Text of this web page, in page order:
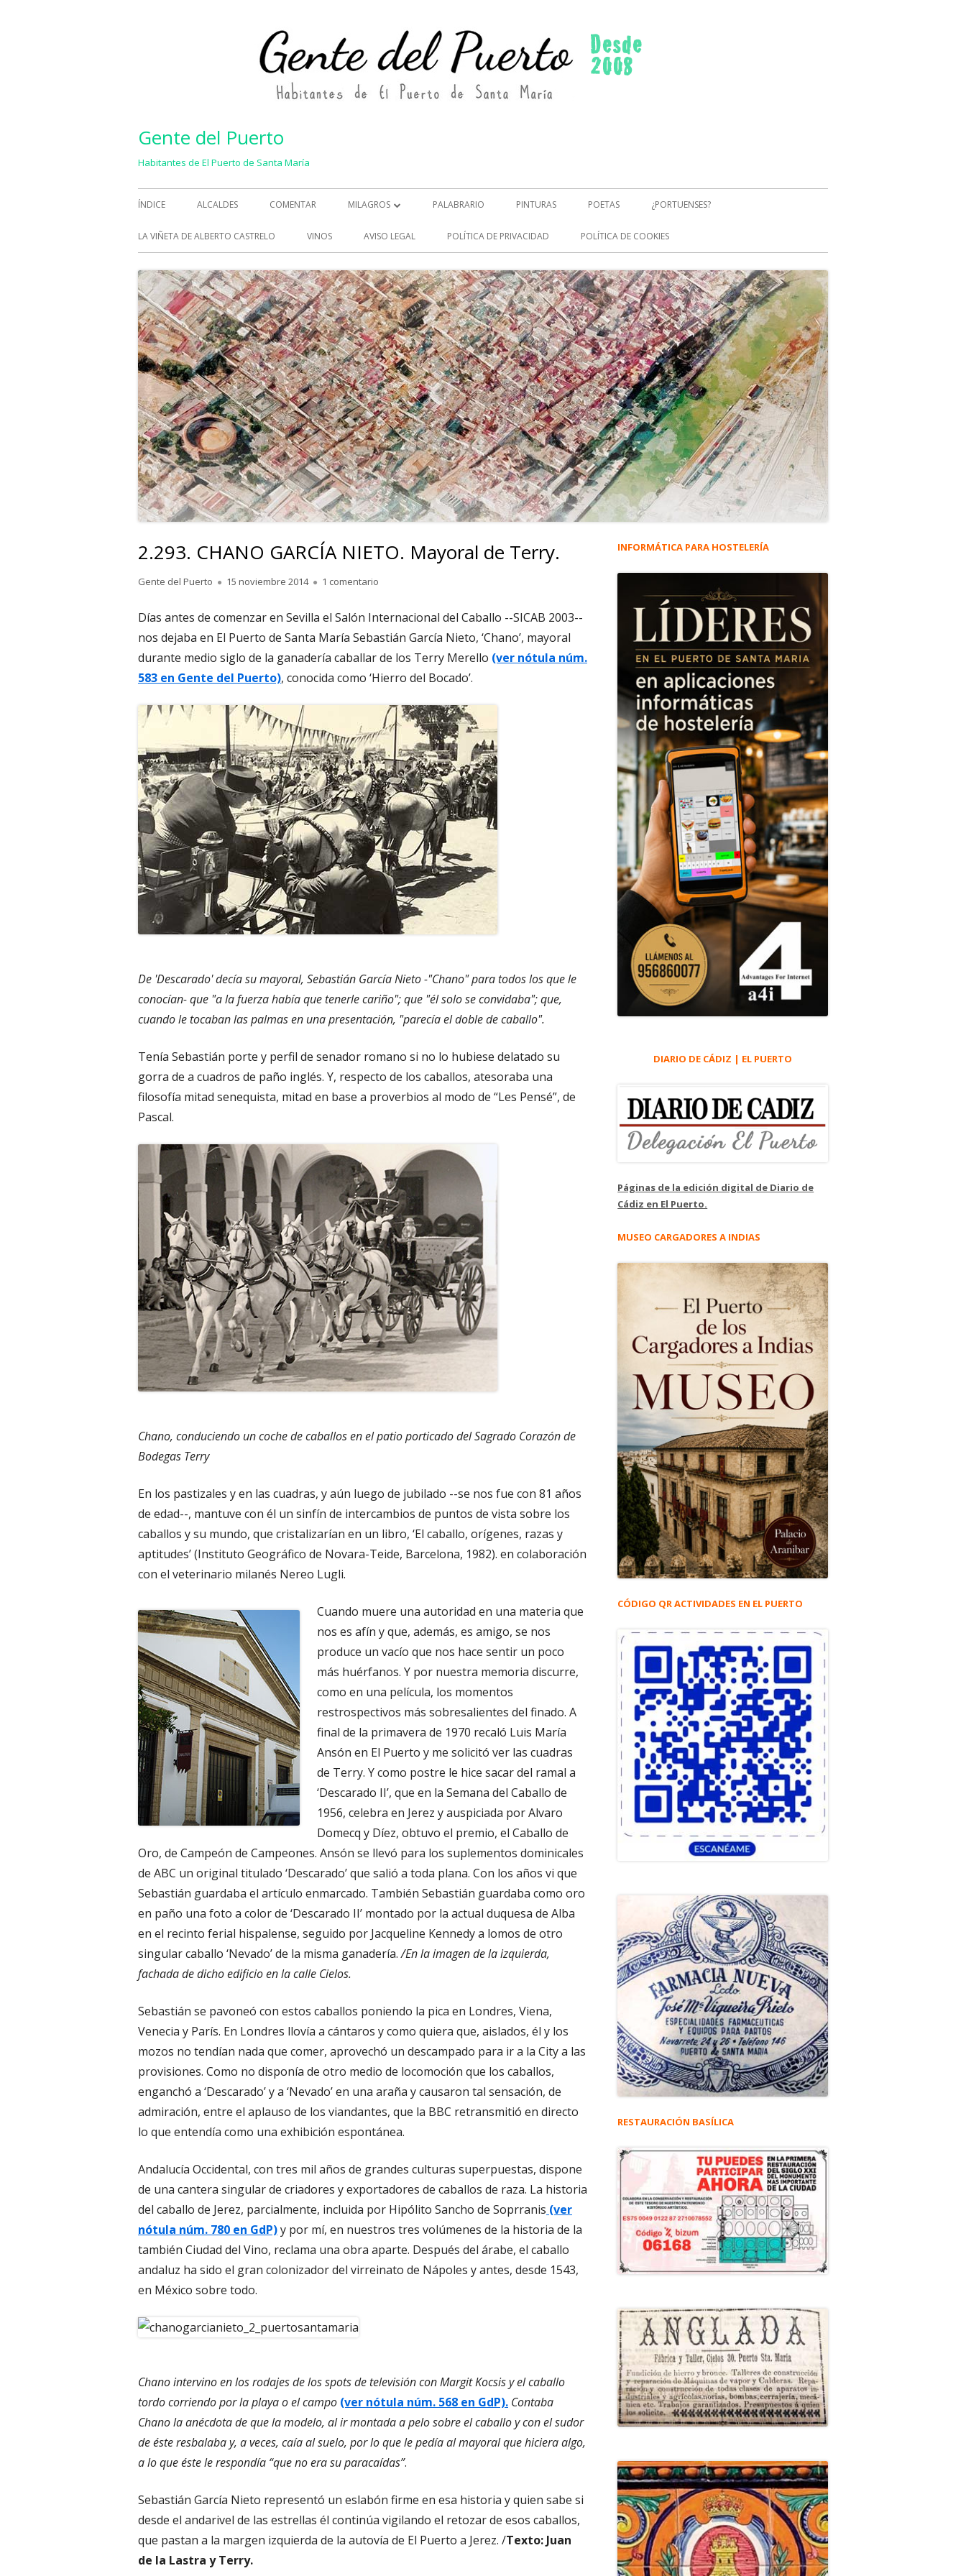
Gente del Puerto
Habitantes de El Puerto de Santa María
Menú
principal
ÍNDICE ALCALDES COMENTAR MILAGROS
MILAGROS (2)
PALABRARIO PINTURAS POETAS ¿PORTUENSES?
LA VIÑETA DE ALBERTO CASTRELO VINOS AVISO LEGAL POLÍTICA DE PRIVACIDAD POLÍTICA DE COOKIES
2.293. CHANO GARCÍA NIETO. Mayoral de Terry.
Autor
Gente del Puerto
Publicado
15 noviembre 2014 1 comentario
Días antes de comenzar en Sevilla el Salón Internacional del Caballo --SICAB 2003--
nos dejaba en El Puerto de Santa María Sebastián García Nieto, ‘Chano’, mayoral
durante medio siglo de la ganadería caballar de los Terry Merello (ver nótula núm.
583 en Gente del Puerto), conocida como ‘Hierro del Bocado’.
De 'Descarado' decía su mayoral, Sebastián García Nieto -"Chano" para todos los que le
conocían- que "a la fuerza había que tenerle cariño"; que "él solo se convidaba"; que,
cuando le tocaban las palmas en una presentación, "parecía el doble de caballo".
Tenía Sebastián porte y perfil de senador romano si no lo hubiese delatado su
gorra de a cuadros de paño inglés. Y, respecto de los caballos, atesoraba una
filosofía mitad senequista, mitad en base a proverbios al modo de “Les Pensé”, de
Pascal.
Chano, conduciendo un coche de caballos en el patio porticado del Sagrado Corazón de
Bodegas Terry
En los pastizales y en las cuadras, y aún luego de jubilado --se nos fue con 81 años
de edad--, mantuve con él un sinfín de intercambios de puntos de vista sobre los
caballos y su mundo, que cristalizarían en un libro, ‘El caballo, orígenes, razas y
aptitudes’ (Instituto Geográfico de Novara-Teide, Barcelona, 1982). en colaboración
con el veterinario milanés Nereo Lugli.
Cuando muere una autoridad en una materia que
nos es afín y que, además, es amigo, se nos
produce un vacío que nos hace sentir un poco
más huérfanos. Y por nuestra memoria discurre,
como en una película, los momentos
restrospectivos más sobresalientes del finado. A
final de la primavera de 1970 recaló Luis María
Ansón en El Puerto y me solicitó ver las cuadras
de Terry. Y como postre le hice sacar del ramal a
‘Descarado II’, que en la Semana del Caballo de
1956, celebra en Jerez y auspiciada por Alvaro
Domecq y Díez, obtuvo el premio, el Caballo de
Oro, de Campeón de Campeones. Ansón se llevó para los suplementos dominicales
de ABC un original titulado ‘Descarado’ que salió a toda plana. Con los años vi que
Sebastián guardaba el artículo enmarcado. También Sebastián guardaba como oro
en paño una foto a color de ‘Descarado II’ montado por la actual duquesa de Alba
en el recinto ferial hispalense, seguido por Jacqueline Kennedy a lomos de otro
singular caballo ‘Nevado’ de la misma ganadería./En la imagen de la izquierda,
fachada de dicho edificio en la calle Cielos.
Sebastián se pavoneó con estos caballos poniendo la pica en Londres, Viena,
Venecia y París. En Londres llovía a cántaros y como quiera que, aislados, él y los
mozos no tendían nada que comer, aprovechó un descampado para ir a la City a las
provisiones. Como no disponía de otro medio de locomoción que los caballos,
enganchó a ‘Descarado’ y a ‘Nevado’ en una araña y causaron tal sensación, de
admiración, entre el aplauso de los viandantes, que la BBC retransmitió en directo
lo que entendía como una exhibición espontánea.
Andalucía Occidental, con tres mil años de grandes culturas superpuestas, dispone
de una cantera singular de criadores y exportadores de caballos de raza. La historia
del caballo de Jerez, parcialmente, incluida por Hipólito Sancho de Soprranis (ver
nótula núm. 780 en GdP)y por mí, en nuestros tres volúmenes de la historia de la
también Ciudad del Vino, reclama una obra aparte. Después del árabe, el caballo
andaluz ha sido el gran colonizador del virreinato de Nápoles y antes, desde 1543,
en México sobre todo.
Chano intervino en los rodajes de los spots de televisión con Margit Kocsis y el caballo
tordo corriendo por la playa o el campo (ver nótula núm. 568 en GdP). Contaba
Chano la anécdota de que la modelo, al ir montada a pelo sobre el caballo y con el sudor
de éste resbalaba y, a veces, caía al suelo, por lo que le pedía al mayoral que hiciera algo,
a lo que éste le respondía “que no era su paracaídas”.
Sebastián García Nieto representó un eslabón firme en esa historia y quien sabe si
desde el andarivel de las estrellas él continúa vigilando el retozar de esos caballos,
que pastan a la margen izquierda de la autovía de El Puerto a Jerez. /Texto: Juan
de la Lastra y Terry.
Barra
principal
INFORMÁTICA PARA HOSTELERÍA
DIARIO DE CÁDIZ | EL PUERTO
Páginas de la edición digital de Diario de
Cádiz en El Puerto.
MUSEO CARGADORES A INDIAS
CÓDIGO QR ACTIVIDADES EN EL PUERTO
RESTAURACIÓN BASÍLICA